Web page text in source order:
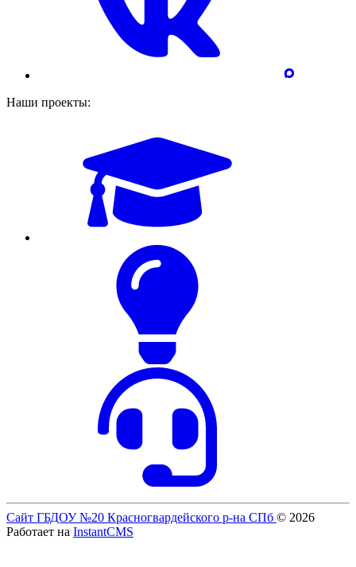
Наши проекты:
Сайт ГБДОУ №20 Красногвардейского р-на СПб © 2026
Работает на InstantCMS